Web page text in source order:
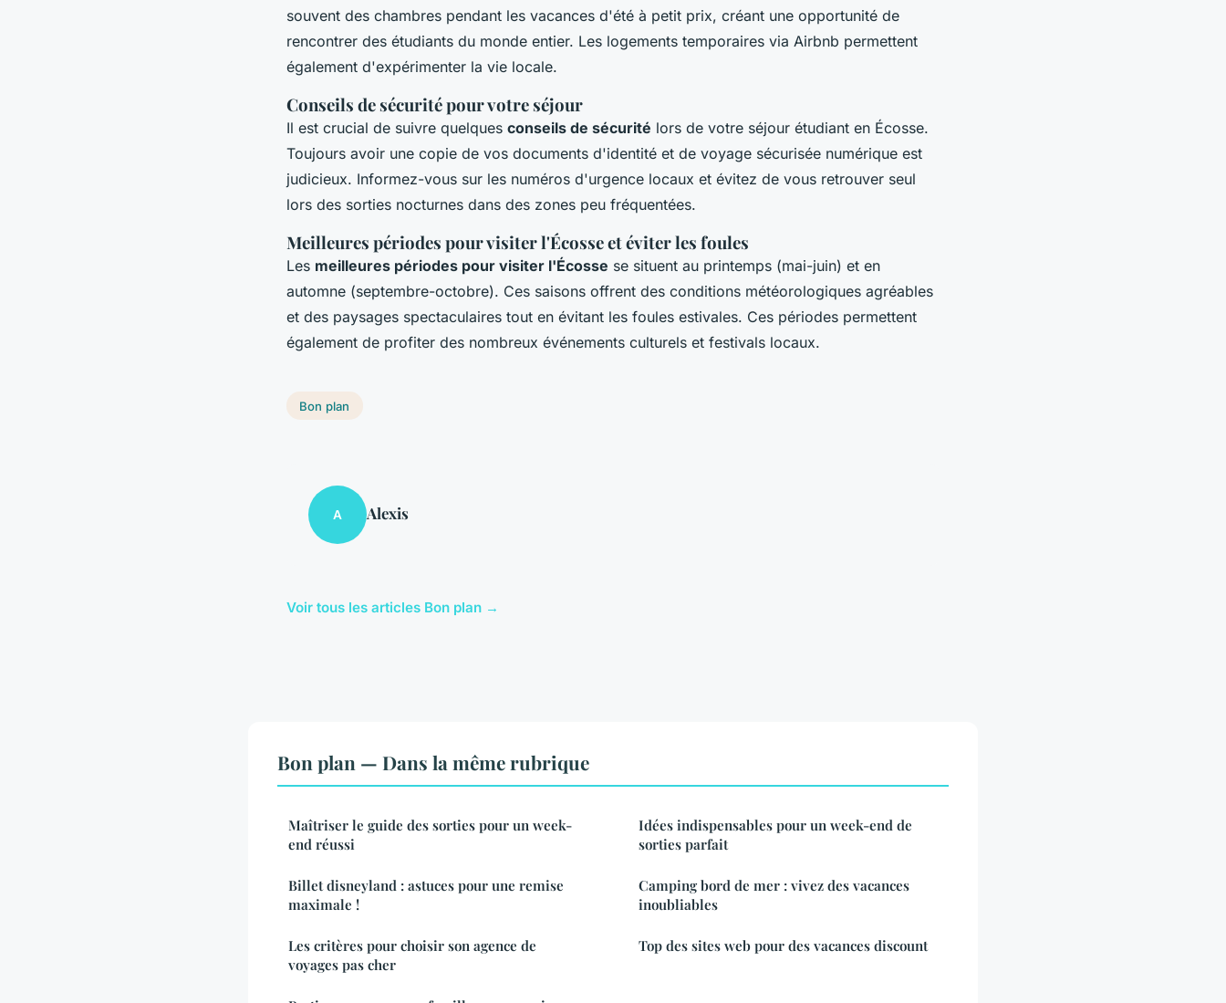
souvent des chambres pendant les vacances d'été à petit prix, créant une opportunité de
rencontrer des étudiants du monde entier. Les logements temporaires via Airbnb permettent
également d'expérimenter la vie locale.
Conseils de sécurité pour votre séjour
Il est crucial de suivre quelques conseils de sécurité lors de votre séjour étudiant en Écosse.
Toujours avoir une copie de vos documents d'identité et de voyage sécurisée numérique est
judicieux. Informez-vous sur les numéros d'urgence locaux et évitez de vous retrouver seul
lors des sorties nocturnes dans des zones peu fréquentées.
Meilleures périodes pour visiter l'Écosse et éviter les foules
Les meilleures périodes pour visiter l'Écosse se situent au printemps (mai-juin) et en
automne (septembre-octobre). Ces saisons offrent des conditions météorologiques agréables
et des paysages spectaculaires tout en évitant les foules estivales. Ces périodes permettent
également de profiter des nombreux événements culturels et festivals locaux.
Bon plan
A Alexis
Voir tous les articles Bon plan →
Bon plan — Dans la même rubrique
Maîtriser le guide des sorties pour un week-
end réussi
Billet disneyland : astuces pour une remise
maximale !
Les critères pour choisir son agence de
voyages pas cher
Idées indispensables pour un week-end de
sorties parfait
Camping bord de mer : vivez des vacances
inoubliables
Top des sites web pour des vacances discount